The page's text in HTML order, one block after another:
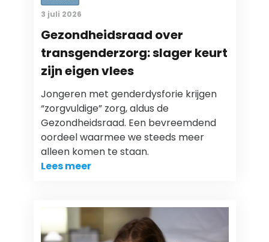
3 juli 2026
Gezondheidsraad over
transgenderzorg: slager keurt
zijn eigen vlees
Jongeren met genderdysforie krijgen
“zorgvuldige” zorg, aldus de
Gezondheidsraad. Een bevreemdend
oordeel waarmee we steeds meer
alleen komen te staan.
Lees meer